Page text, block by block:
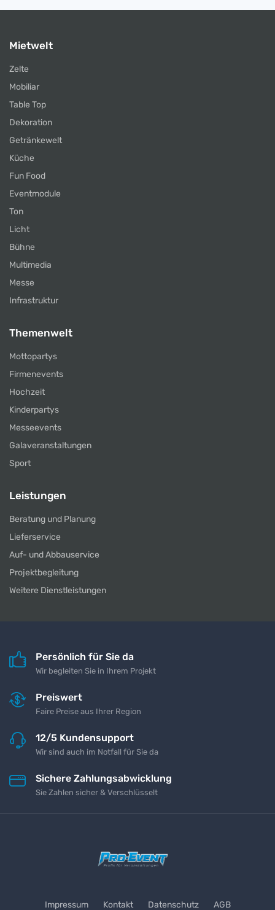
Mietwelt
Zelte
Mobiliar
Table Top
Dekoration
Getränkewelt
Küche
Fun Food
Eventmodule
Ton
Licht
Bühne
Multimedia
Messe
Infrastruktur
Themenwelt
Mottopartys
Firmenevents
Hochzeit
Kinderpartys
Messeevents
Galaveranstaltungen
Sport
Leistungen
Beratung und Planung
Lieferservice
Auf- und Abbauservice
Projektbegleitung
Weitere Dienstleistungen
Persönlich für Sie da
Wir begleiten Sie in Ihrem Projekt
Preiswert
Faire Preise aus Ihrer Region
12/5 Kundensupport
Wir sind auch im Notfall für Sie da
Sichere Zahlungsabwicklung
Sie Zahlen sicher & Verschlüsselt
Impressum Kontakt Datenschutz AGB